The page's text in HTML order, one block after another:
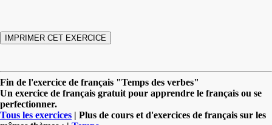
Fin de l'exercice de français "Temps des verbes"
Un exercice de français gratuit pour apprendre le français ou se
perfectionner.
Tous les exercices | Plus de cours et d'exercices de français sur les